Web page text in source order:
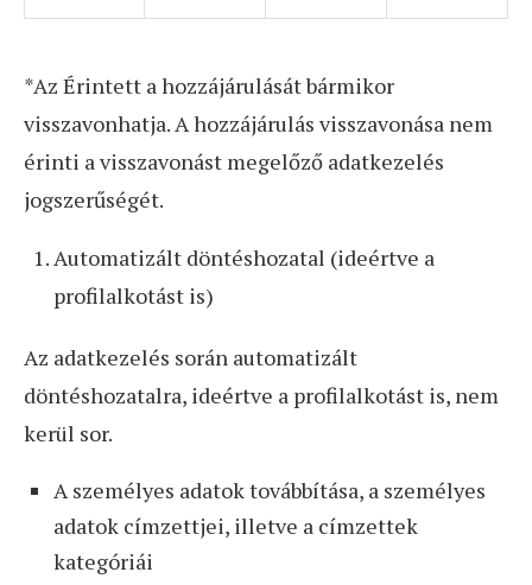
*Az Érintett a hozzájárulását bármikor
visszavonhatja. A hozzájárulás visszavonása nem
érinti a visszavonást megelőző adatkezelés
jogszerűségét.
Automatizált döntéshozatal (ideértve a
profilalkotást is)
Az adatkezelés során automatizált
döntéshozatalra, ideértve a profilalkotást is, nem
kerül sor.
A személyes adatok továbbítása, a személyes
adatok címzettjei, illetve a címzettek
kategóriái